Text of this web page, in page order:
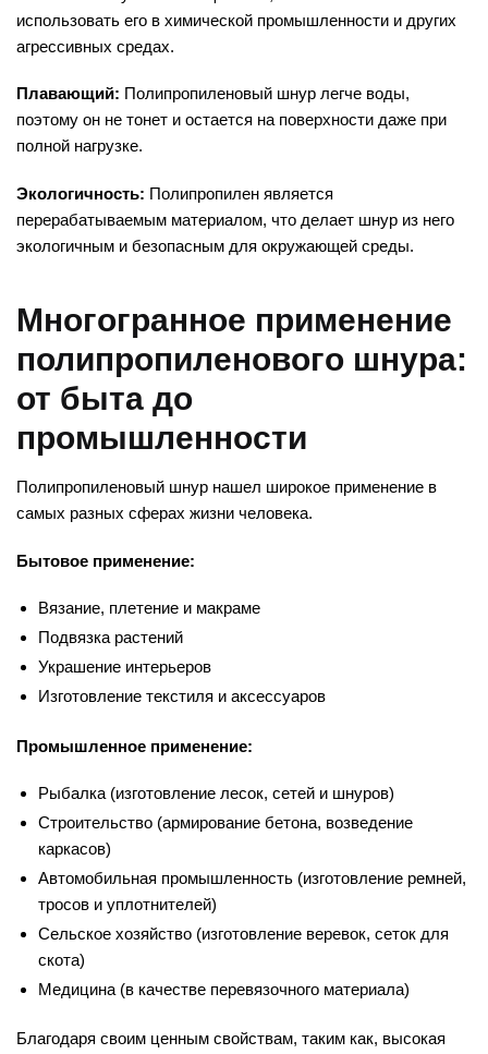
использовать его в химической промышленности и других
агрессивных средах.
Плавающий: Полипропиленовый шнур легче воды,
поэтому он не тонет и остается на поверхности даже при
полной нагрузке.
Экологичность: Полипропилен является
перерабатываемым материалом, что делает шнур из него
экологичным и безопасным для окружающей среды.
Многогранное применение
полипропиленового шнура:
от быта до
промышленности
Полипропиленовый шнур нашел широкое применение в
самых разных сферах жизни человека.
Бытовое применение:
Вязание, плетение и макраме
Подвязка растений
Украшение интерьеров
Изготовление текстиля и аксессуаров
Промышленное применение:
Рыбалка (изготовление лесок, сетей и шнуров)
Строительство (армирование бетона, возведение
каркасов)
Автомобильная промышленность (изготовление ремней,
тросов и уплотнителей)
Сельское хозяйство (изготовление веревок, сеток для
скота)
Медицина (в качестве перевязочного материала)
Благодаря своим ценным свойствам, таким как, высокая